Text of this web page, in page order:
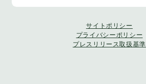
サイトポリシー
プライバシーポリシー
プレスリリース取扱基準